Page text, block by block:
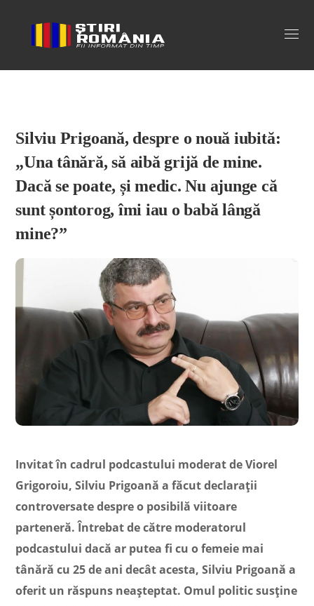
Stiri Romania
Silviu Prigoană, despre o nouă iubită:
„Una tânără, să aibă grijă de mine.
Dacă se poate, și medic. Nu ajunge că
sunt șontorog, îmi iau o babă lângă
mine?”
Invitat în cadrul podcastului moderat de Viorel
Grigoroiu, Silviu Prigoană a făcut declarații
controversate despre o posibilă viitoare
parteneră. Întrebat de către moderatorul
podcastului dacă ar putea fi cu o femeie mai
tânără cu 25 de ani decât acesta, Silviu Prigoană a
oferit un răspuns neașteptat. Omul politic susține